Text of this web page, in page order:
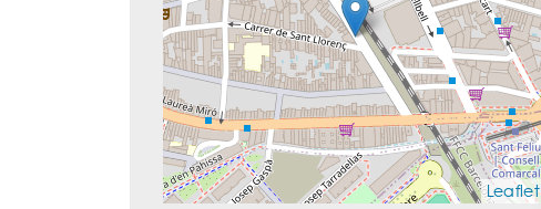
Leaflet